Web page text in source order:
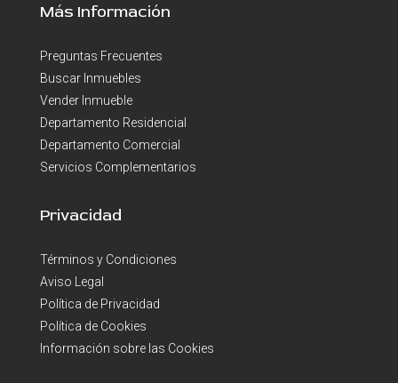
Más Información
Preguntas Frecuentes
Buscar Inmuebles
Vender Inmueble
Departamento Residencial
Departamento Comercial
Servicios Complementarios
Privacidad
Términos y Condiciones
Aviso Legal
Política de Privacidad
Política de Cookies
Información sobre las Cookies